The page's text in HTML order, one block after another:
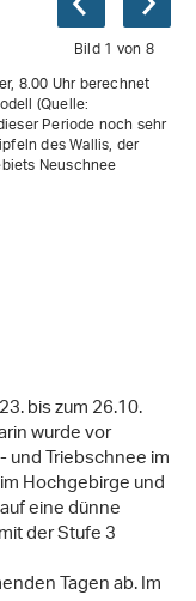
Bild 1 von 8
8.00 Uhr berechnet
(Quelle:
Periode noch sehr
des Wallis, der
Neuschnee
bis zum 26.10.
wurde vor
Triebschnee im
Hochgebirge und
eine dünne
der Stufe 3
Tagen ab. Im